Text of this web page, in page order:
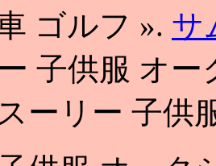
ゴルフ ». サ
子供服 オ
ーリー 子供